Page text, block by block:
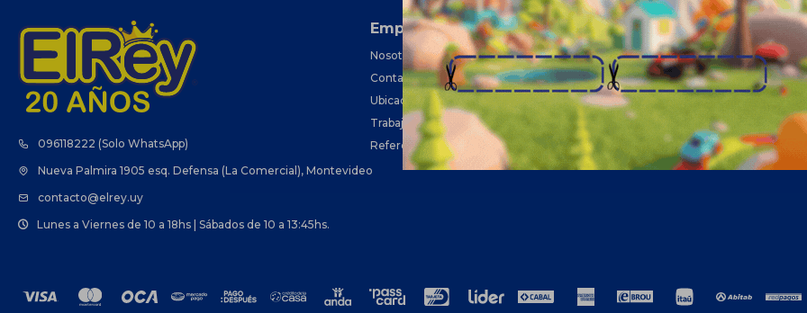
096118222 (Solo WhatsApp)
Nueva Palmira 1905 esq. Defensa (La Comercial), Montevideo
contacto@elrey.uy
Lunes a Viernes de 10 a 18hs | Sábados de 10 a 13:45hs.
Empresa
Nosotros
Contacto
Ubicación
Trabaja con nosotros
Referencias laborales
Compra
Como comprar
Términos y condiciones generales
TyC Promociones Medios de Pago
Garantías